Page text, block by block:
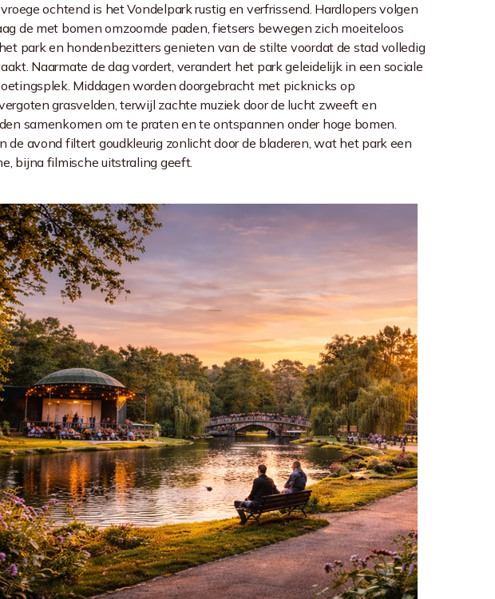
ochtend is het Vondelpark rustig en verfrissend. Hardlopers volgen
de met bomen omzoomde paden, fietsers bewegen zich moeiteloos
park en hondenbezitters genieten van de stilte voordat de stad volledig
Naarmate de dag vordert, verandert het park geleidelijk in een sociale
Middagen worden doorgebracht met picknicks op
grasvelden, terwijl zachte muziek door de lucht zweeft en
samenkomen om te praten en te ontspannen onder hoge bomen.
de avond filtert goudkleurig zonlicht door de bladeren, wat het park een
bijna filmische uitstraling geeft.